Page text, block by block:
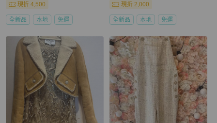
現折 4,500
全新品 本地 免運
現折 2,000
全新品 本地 免運